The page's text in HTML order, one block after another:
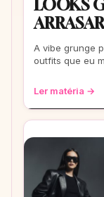
LOOKS
ARRASAR
A vibe grunge
outfits que eu
Ler matéria →